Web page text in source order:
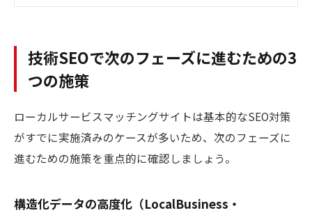
技術SEOで次のフェーズに進むための3
つの施策
ローカルサービスマッチングサイトは基本的なSEO対策
がすでに実施済みのケースが多いため、次のフェーズに
進むための施策を重点的に確認しましょう。
構造化データの高度化（LocalBusiness・